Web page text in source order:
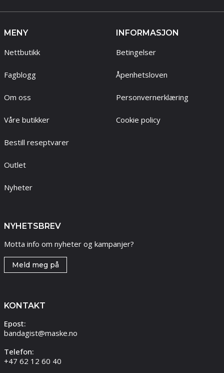
MENY
Nettbutikk
Fagblogg
Om oss
Våre butikker
Bestill reseptvarer
Outlet
Nyheter
INFORMASJON
Betingelser
Åpenhetsloven
Personvernerklæring
Cookie policy
NYHETSBREV
Motta info om nyheter og kampanjer?
Meld meg på
KONTAKT
Epost:
bandagist@maske.no
Telefon:
+47 62 12 60 40